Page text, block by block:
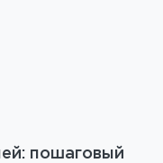
пошаговый